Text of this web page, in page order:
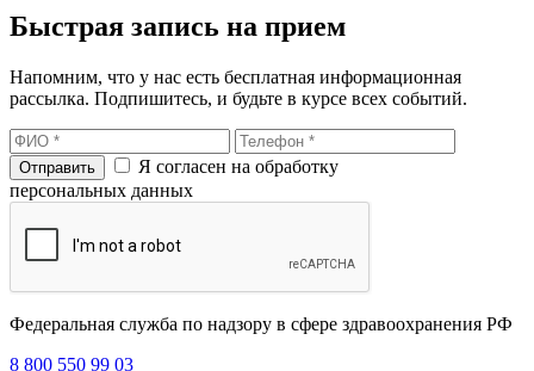
Быстрая запись на прием
Напомним, что у нас есть бесплатная информационная
рассылка. Подпишитесь, и будьте в курсе всех событий.
Я согласен на обработку
персональных данных
Федеральная служба по надзору в сфере здравоохранения РФ
8 800 550 99 03